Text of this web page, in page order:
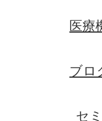
医療
ブロ
セ